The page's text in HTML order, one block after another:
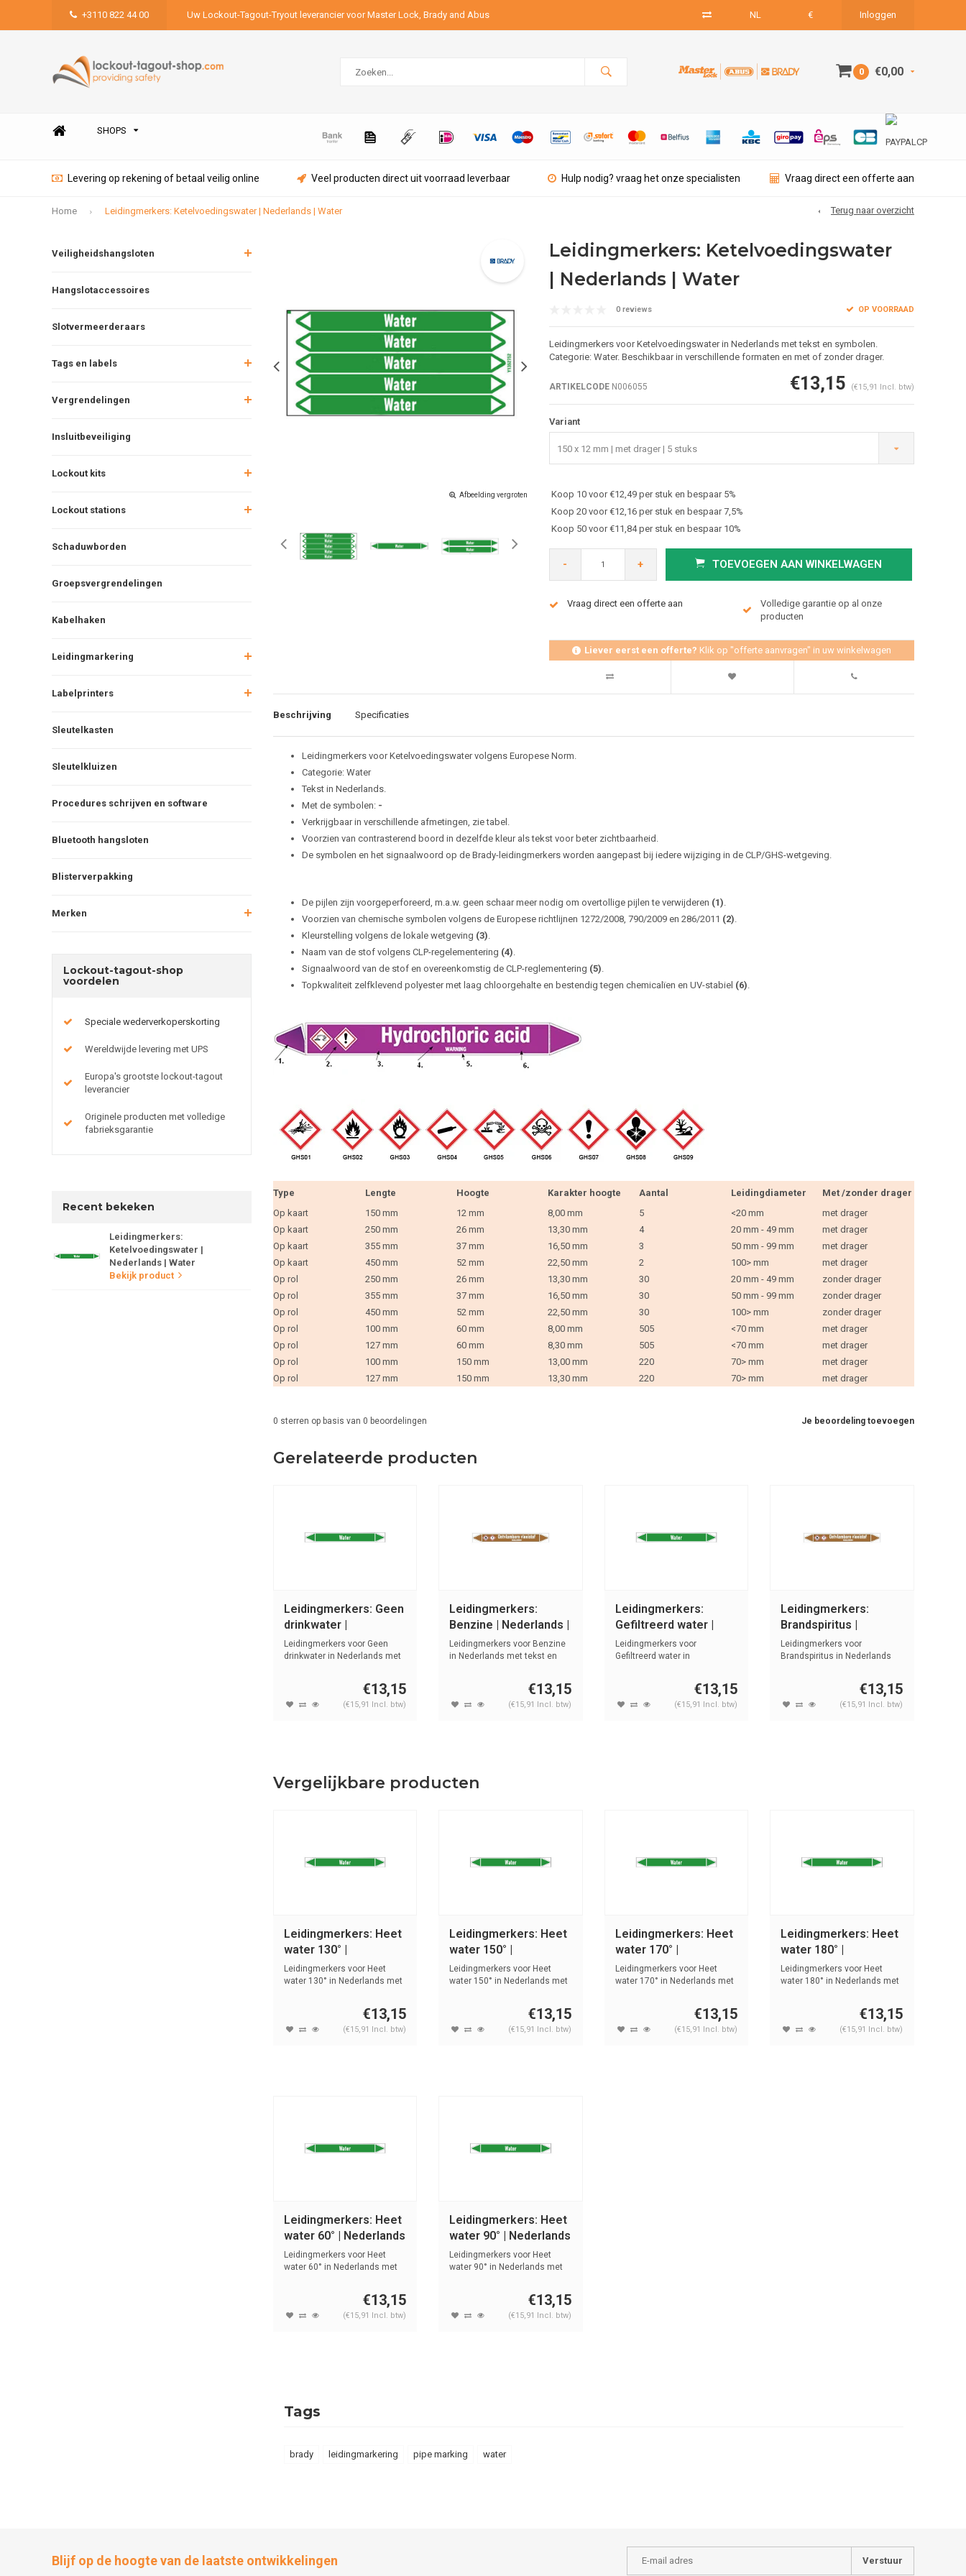
+3110 822 44 00 Uw Lockout-Tagout-Tryout leverancier voor Master Lock, Brady and Abus NL € Inloggen
0 €0,00
SHOPS
Levering op rekening of betaal veilig online Veel producten direct uit voorraad leverbaar Hulp nodig? vraag het onze specialisten Vraag direct een offerte aan
Home Leidingmerkers: Ketelvoedingswater | Nederlands | Water Terug naar overzicht
Veiligheidshangsloten
Hangslotaccessoires
Slotvermeerderaars
Tags en labels
Vergrendelingen
Insluitbeveiliging
Lockout kits
Lockout stations
Schaduwborden
Groepsvergrendelingen
Kabelhaken
Leidingmarkering
Labelprinters
Sleutelkasten
Sleutelkluizen
Procedures schrijven en software
Bluetooth hangsloten
Blisterverpakking
Merken
Lockout-tagout-shop
voordelen
Speciale wederverkoperskorting
Wereldwijde levering met UPS
Europa's grootste lockout-tagout
leverancier
Originele producten met volledige
fabrieksgarantie
Recent bekeken
Leidingmerkers:
Ketelvoedingswater |
Nederlands | Water
Bekijk product
Afbeelding vergroten Afbeelding vergroten
Leidingmerkers: Ketelvoedingswater
| Nederlands | Water
0 reviews OP VOORRAAD
Leidingmerkers voor Ketelvoedingswater in Nederlands met tekst en symbolen.
Categorie: Water. Beschikbaar in verschillende formaten en met of zonder drager.
ARTIKELCODEN006055 €13,15 (€15,91 Incl. btw)
Variant
150 x 12 mm | met drager | 5 stuks
Koop 10 voor €12,49 per stuk en bespaar 5%
Koop 20 voor €12,16 per stuk en bespaar 7,5%
Koop 50 voor €11,84 per stuk en bespaar 10%
- + TOEVOEGEN AAN WINKELWAGEN
Vraag direct een offerte aan
Volledige garantie op al onze
producten
Liever eerst een offerte? Klik op "offerte aanvragen" in uw winkelwagen
Beschrijving Specificaties
Leidingmerkers voor Ketelvoedingswater volgens Europese Norm.
Categorie: Water
Tekst in Nederlands.
Met de symbolen: -
Verkrijgbaar in verschillende afmetingen, zie tabel.
Voorzien van contrasterend boord in dezelfde kleur als tekst voor beter zichtbaarheid.
De symbolen en het signaalwoord op de Brady-leidingmerkers worden aangepast bij iedere wijziging in de CLP/GHS-wetgeving.
De pijlen zijn voorgeperforeerd, m.a.w. geen schaar meer nodig om overtollige pijlen te verwijderen (1)
Voorzien van chemische symbolen volgens de Europese richtlijnen 1272/2008, 790/2009 en 286/2011 (2)
Kleurstelling volgens de lokale wetgeving (3)
Naam van de stof volgens CLP-regelementering (4)
Signaalwoord van de stof en overeenkomstig de CLP-reglementering (5)
Topkwaliteit zelfklevend polyester met laag chloorgehalte en bestendig tegen chemicalïen en UV-stabiel (6)
Type Lengte Hoogte Karakter hoogte Aantal Leidingdiameter
Met /zonder drager
Op kaart
150 mm 12 mm 8,00 mm 5 <20 mm
met drager
Op kaart
250 mm 26 mm 13,30 mm 4 20 mm - 49 mm
met drager
Op kaart
355 mm 37 mm 16,50 mm 3 50 mm - 99 mm
met drager
Op kaart
450 mm 52 mm 22,50 mm 2 100> mm
met drager
Op rol
250 mm 26 mm 13,30 mm 30 20 mm - 49 mm
zonder drager
Op rol
355 mm 37 mm 16,50 mm 30 50 mm - 99 mm
zonder drager
Op rol
450 mm 52 mm 22,50 mm 30 100> mm
zonder drager
Op rol
100 mm 60 mm 8,00 mm 505 <70 mm
met drager
Op rol
127 mm 60 mm 8,30 mm 505 <70 mm
met drager
Op rol
100 mm 150 mm 13,00 mm 220 70> mm
met drager
Op rol
127 mm 150 mm 13,30 mm 220 70> mm met drager
Je beoordeling toevoegen
0 sterren op basis van 0 beoordelingen
Gerelateerde producten
Leidingmerkers: Geen
drinkwater |
Nederlands | Water
Leidingmerkers voor Geen
drinkwater in Nederlands met
€13,15
(€15,91 Incl. btw)
Leidingmerkers:
Benzine | Nederlands |
Ontvlambare
vloeistoffen
Leidingmerkers voor Benzine
in Nederlands met tekst en
€13,15
(€15,91 Incl. btw)
Leidingmerkers:
Gefiltreerd water |
Nederlands | Water
Leidingmerkers voor
Gefiltreerd water in
€13,15
(€15,91 Incl. btw)
Leidingmerkers:
Brandspiritus |
Nederlands |
Ontvlambare
Leidingmerkers voor
Brandspiritus in Nederlands
€13,15
(€15,91 Incl. btw)
Vergelijkbare producten
Leidingmerkers: Heet
water 130° |
Nederlands | Water
Leidingmerkers voor Heet
water 130° in Nederlands met
€13,15
(€15,91 Incl. btw)
Leidingmerkers: Heet
water 150° |
Nederlands | Water
Leidingmerkers voor Heet
water 150° in Nederlands met
€13,15
(€15,91 Incl. btw)
Leidingmerkers: Heet
water 170° |
Nederlands | Water
Leidingmerkers voor Heet
water 170° in Nederlands met
€13,15
(€15,91 Incl. btw)
Leidingmerkers: Heet
water 180° |
Nederlands | Water
Leidingmerkers voor Heet
water 180° in Nederlands met
€13,15
(€15,91 Incl. btw)
Leidingmerkers: Heet
water 60° | Nederlands
| Water
Leidingmerkers voor Heet
water 60° in Nederlands met
€13,15
(€15,91 Incl. btw)
Leidingmerkers: Heet
water 90° | Nederlands
| Water
Leidingmerkers voor Heet
water 90° in Nederlands met
€13,15
(€15,91 Incl. btw)
Tags
brady leidingmarkering pipe marking water
Blijf op de hoogte van de laatste ontwikkelingen Verstuur